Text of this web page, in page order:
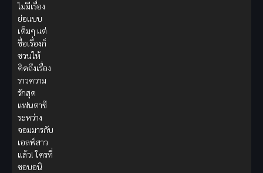
ไม่มีเรื่อง
ย่อแบบ
เต็มๆ แต่
ชื่อเรื่องก็
ชวนให้
คิดถึงเรื่อง
ราวความ
รักสุด
แฟนตาซี
ระหว่าง
จอมมารกับ
เอลฟ์สาว
แล้ว! ใครที่
ชอบอนิ